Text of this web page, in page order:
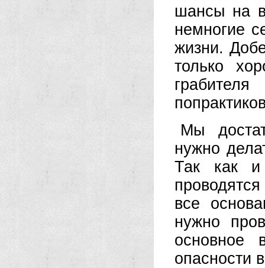
шансы на
немногие
жизни.
только
Мы
нужно
Так как и
все
нужно
основное
опасности